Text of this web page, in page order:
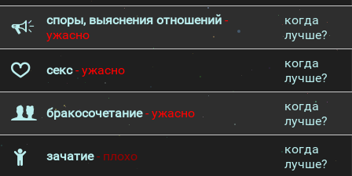
споры, выяснения отношений -
ужасно
когда
лучше?
секс- ужасно
когда
лучше?
бракосочетание- ужасно
когда
лучше?
зачатие- плохо
когда
лучше?